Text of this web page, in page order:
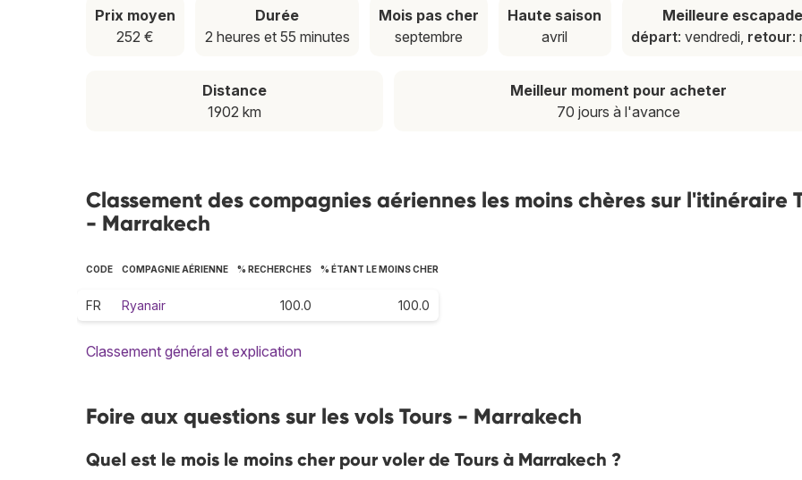
Prix moyen
252 €
Durée
2 heures et 55 minutes
Mois pas cher
septembre
Haute saison
avril
Meilleure escapade
départ: vendredi, retour:
Distance
1902 km
Meilleur moment pour acheter
70 jours à l'avance
Classement des compagnies aériennes les moins chères sur l'itinéraire
- Marrakech
CODE COMPAGNIE AÉRIENNE % RECHERCHES % ÉTANT LE MOINS CHER
FR Ryanair 100.0 100.0
Classement général et explication
Foire aux questions sur les vols Tours - Marrakech
Quel est le mois le moins cher pour voler de Tours à Marrakech ?